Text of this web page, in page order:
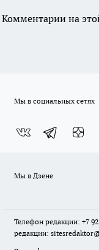
Комментарии на
Мы в социальных сетях
Мы в Дзене
Телефон редакции: +7
редакции: